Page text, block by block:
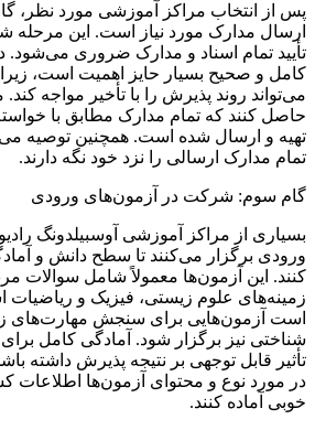
پس از انتخاب مراکز آموزشی مورد نظر،
ارسال مدارک مورد نیاز است. این مرحله
تأیید تمام اسناد و مدارک ضروری می‌شود.
کامل و صحیح بسیار حایز اهمیت است، زیرا
می‌تواند روند پذیرش را با تأخیر مواجه کند.
حاصل کنند که تمام مدارک مطابق با
تهیه و ارسال شده است. همچنین توصیه
تمام مدارک ارسالی را نزد خود نگه دارند.
گام سوم: شرکت در آزمون‌های ورودی
بسیاری از مراکز آموزشی آوسبیلدونگ
ورودی برگزار می‌کنند تا سطح دانش و
کنند. این آزمون‌ها معمولاً شامل سوالات
زمینه‌های علوم زیستی، فیزیک و
است آزمون‌هایی برای سنجش مهارت‌های
شناختی نیز برگزار شود. آمادگی کامل برای
تأثیر قابل توجهی بر نتیجه پذیرش داشته
در مورد نوع و محتوای آزمون‌ها اطلاعات
خوبی آماده کنند.